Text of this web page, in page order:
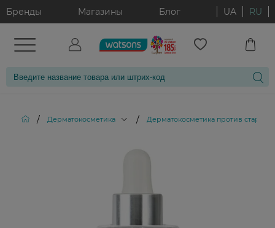
Бренды Магазины Блог UA RU
/ Дерматокосметика / Дерматокосметика против